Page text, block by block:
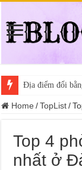
Địa điểm đổi
Home / TopList /
Top 4
nhất ở